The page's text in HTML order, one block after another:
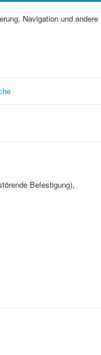
Navigation und
Befestigung),